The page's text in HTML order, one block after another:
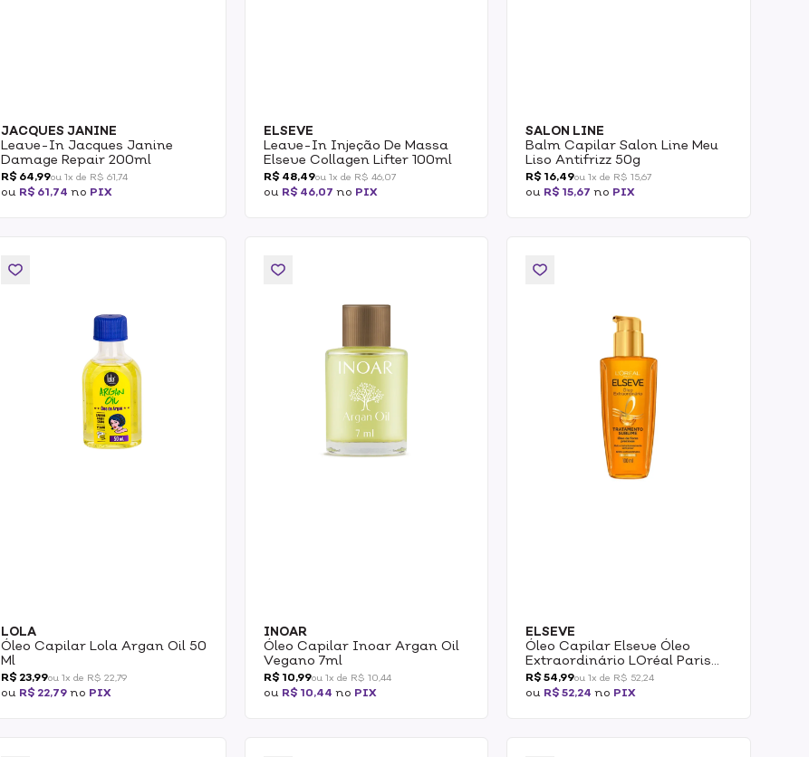
JACQUES JANINE
Leave-In Jacques Janine
Damage Repair 200ml
R$ 64,99ou 1x de R$ 61,74
ou R$ 61,74 no PIX
ELSEVE
Leave-In Injeção De Massa
Elseve Collagen Lifter 100ml
R$ 48,49ou 1x de R$ 46,07
ou R$ 46,07 no PIX
SALON LINE
Balm Capilar Salon Line Meu
Liso Antifrizz 50g
R$ 16,49ou 1x de R$ 15,67
ou R$ 15,67 no PIX
LOLA
Óleo Capilar Lola Argan Oil 50
Ml
R$ 23,99ou 1x de R$ 22,79
ou R$ 22,79 no PIX
INOAR
Óleo Capilar Inoar Argan Oil
Vegano 7ml
R$ 10,99ou 1x de R$ 10,44
ou R$ 10,44 no PIX
ELSEVE
Óleo Capilar Elseve Óleo
Extraordinário LOréal Paris
100ml
R$ 54,99ou 1x de R$ 52,24
ou R$ 52,24 no PIX